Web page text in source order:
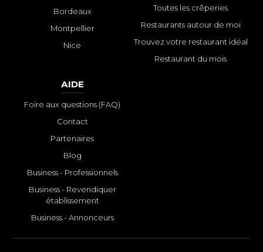
Bordeaux
Montpellier
Nice
Toutes les crêperies
Restaurants autour de moi
Trouvez votre restaurant idéal
Restaurant du mois
AIDE
Foire aux questions (FAQ)
Contact
Partenaires
Blog
Business - Professionnels
Business - Revendiquer
établissement
Business - Annonceurs